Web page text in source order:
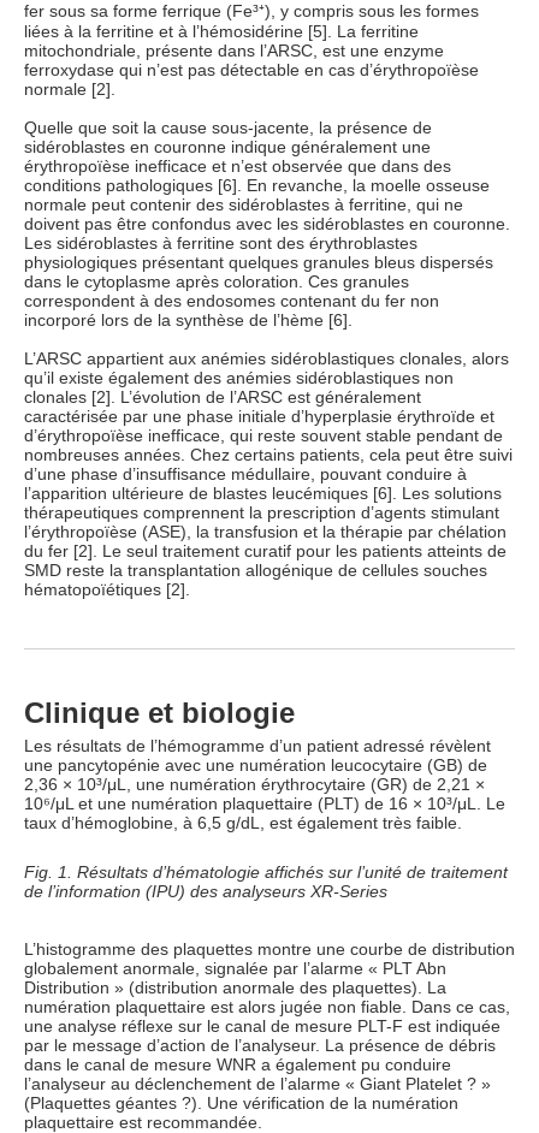
fer sous sa forme ferrique (Fe³⁺), y compris sous les formes
liées à la ferritine et à l’hémosidérine [5]. La ferritine
mitochondriale, présente dans l’ARSC, est une enzyme
ferroxydase qui n’est pas détectable en cas d’érythropoïèse
normale [2].
Quelle que soit la cause sous-jacente, la présence de
sidéroblastes en couronne indique généralement une
érythropoïèse inefficace et n’est observée que dans des
conditions pathologiques [6]. En revanche, la moelle osseuse
normale peut contenir des sidéroblastes à ferritine, qui ne
doivent pas être confondus avec les sidéroblastes en couronne.
Les sidéroblastes à ferritine sont des érythroblastes
physiologiques présentant quelques granules bleus dispersés
dans le cytoplasme après coloration. Ces granules
correspondent à des endosomes contenant du fer non
incorporé lors de la synthèse de l’hème [6].
L’ARSC appartient aux anémies sidéroblastiques clonales, alors
qu’il existe également des anémies sidéroblastiques non
clonales [2]. L’évolution de l’ARSC est généralement
caractérisée par une phase initiale d’hyperplasie érythroïde et
d’érythropoïèse inefficace, qui reste souvent stable pendant de
nombreuses années. Chez certains patients, cela peut être suivi
d’une phase d’insuffisance médullaire, pouvant conduire à
l’apparition ultérieure de blastes leucémiques [6]. Les solutions
thérapeutiques comprennent la prescription d’agents stimulant
l’érythropoïèse (ASE), la transfusion et la thérapie par chélation
du fer [2]. Le seul traitement curatif pour les patients atteints de
SMD reste la transplantation allogénique de cellules souches
hématopoïétiques [2].
Clinique et biologie
Les résultats de l’hémogramme d’un patient adressé révèlent
une pancytopénie avec une numération leucocytaire (GB) de
2,36 × 10³/μL, une numération érythrocytaire (GR) de 2,21 ×
10⁶/μL et une numération plaquettaire (PLT) de 16 × 10³/μL. Le
taux d’hémoglobine, à 6,5 g/dL, est également très faible.
Fig. 1. Résultats d’hématologie affichés sur l’unité de traitement
de l’information (IPU) des analyseurs XR-Series
L’histogramme des plaquettes montre une courbe de distribution
globalement anormale, signalée par l’alarme « PLT Abn
Distribution » (distribution anormale des plaquettes). La
numération plaquettaire est alors jugée non fiable. Dans ce cas,
une analyse réflexe sur le canal de mesure PLT-F est indiquée
par le message d’action de l’analyseur. La présence de débris
dans le canal de mesure WNR a également pu conduire
l’analyseur au déclenchement de l’alarme « Giant Platelet ? »
(Plaquettes géantes ?). Une vérification de la numération
plaquettaire est recommandée.